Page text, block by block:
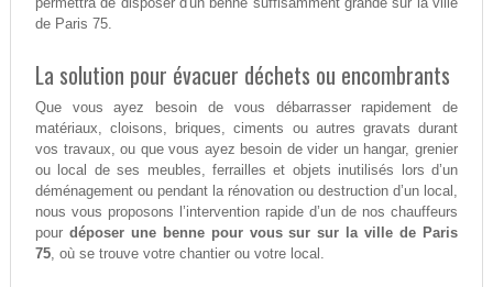
de Paris 75.
La solution pour évacuer déchets ou encombrants
Que vous ayez besoin de vous débarrasser rapidement de
matériaux, cloisons, briques, ciments ou autres gravats durant
vos travaux, ou que vous ayez besoin de vider un hangar, grenier
ou local de ses meubles, ferrailles et objets inutilisés lors d’un
déménagement ou pendant la rénovation ou destruction d’un local,
nous vous proposons l’intervention rapide d’un de nos chauffeurs
pour déposer une benne pour vous sur sur la ville de Paris
75, où se trouve votre chantier ou votre local.